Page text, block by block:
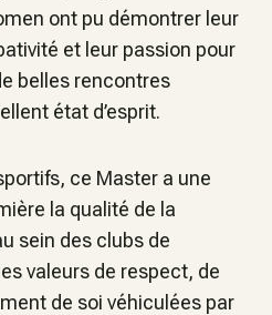
ont pu démontrer leur
et leur passion pour
belles rencontres
état d’esprit.
ce Master a une
la qualité de la
sein des clubs de
valeurs de respect, de
de soi véhiculées par